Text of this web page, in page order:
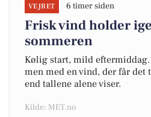
VEJRET 6 timer siden
Frisk vind holder
sommeren
Kølig start, mild
men med en vind, der får
end tallene alene viser.
Kilde: MET.no